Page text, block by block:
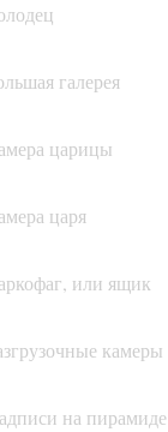
галерея
царицы
царя
или ящик
камеры
на пирамиде